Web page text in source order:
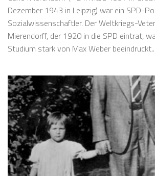
Dezember 1943 in Leipzig) war ein SPD-
Sozialwissenschaftler. Der Weltkriegs-
Mierendorff, der 1920 in die SPD eintrat,
Studium stark von Max Weber